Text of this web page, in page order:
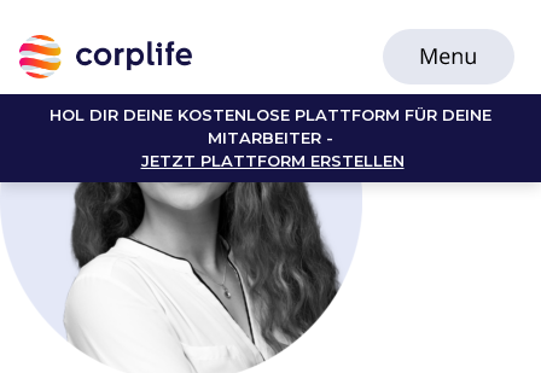
HOL DIR DEINE KOSTENLOSE PLATTFORM FÜR DEINE
MITARBEITER -
JETZT PLATTFORM ERSTELLEN